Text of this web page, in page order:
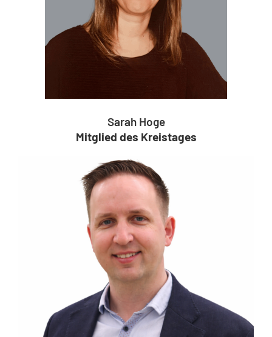
Sarah Hoge
Mitglied des Kreistages